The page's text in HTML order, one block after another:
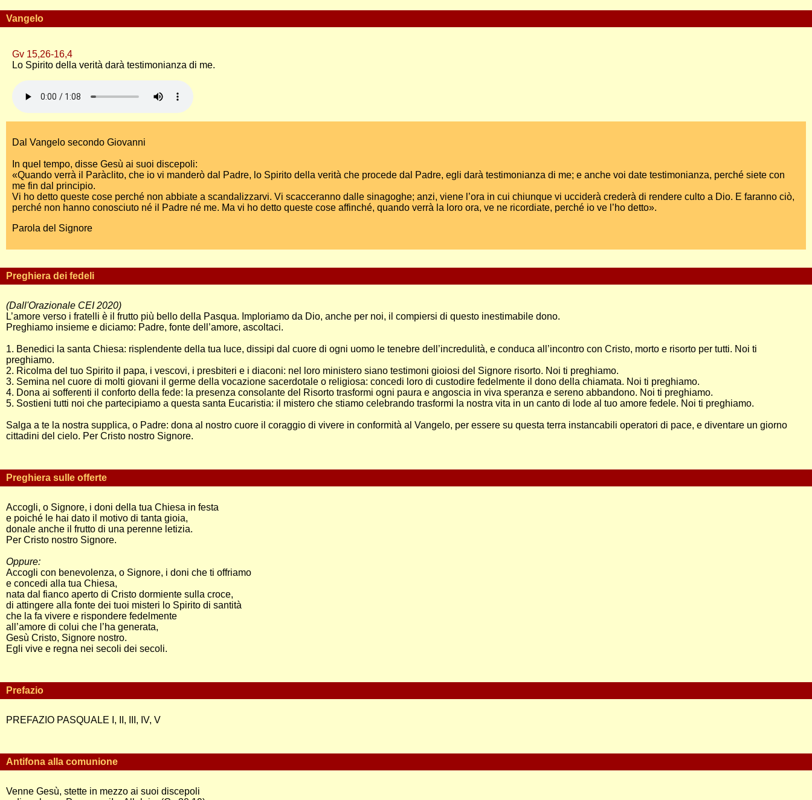
Vangelo
Gv 15,26-16,4
Lo Spirito della verità darà testimonianza di me.
Dal Vangelo secondo Giovanni
In quel tempo, disse Gesù ai suoi discepoli:
«Quando verrà il Paràclito, che io vi manderò dal Padre, lo Spirito della verità che procede dal Padre, egli darà testimonianza di me; e anche voi date testimonianza, perché siete con
me fin dal principio.
Vi ho detto queste cose perché non abbiate a scandalizzarvi. Vi scacceranno dalle sinagoghe; anzi, viene l’ora in cui chiunque vi ucciderà crederà di rendere culto a Dio. E faranno ciò,
perché non hanno conosciuto né il Padre né me. Ma vi ho detto queste cose affinché, quando verrà la loro ora, ve ne ricordiate, perché io ve l’ho detto».
Parola del Signore
Preghiera dei fedeli
(Dall'Orazionale CEI 2020)
L’amore verso i fratelli è il frutto più bello della Pasqua. Imploriamo da Dio, anche per noi, il compiersi di questo inestimabile dono.
Preghiamo insieme e diciamo: Padre, fonte dell’amore, ascoltaci.
1. Benedici la santa Chiesa: risplendente della tua luce, dissipi dal cuore di ogni uomo le tenebre dell’incredulità, e conduca all’incontro con Cristo, morto e risorto per tutti. Noi ti
preghiamo.
2. Ricolma del tuo Spirito il papa, i vescovi, i presbiteri e i diaconi: nel loro ministero siano testimoni gioiosi del Signore risorto. Noi ti preghiamo.
3. Semina nel cuore di molti giovani il germe della vocazione sacerdotale o religiosa: concedi loro di custodire fedelmente il dono della chiamata. Noi ti preghiamo.
4. Dona ai sofferenti il conforto della fede: la presenza consolante del Risorto trasformi ogni paura e angoscia in viva speranza e sereno abbandono. Noi ti preghiamo.
5. Sostieni tutti noi che partecipiamo a questa santa Eucaristia: il mistero che stiamo celebrando trasformi la nostra vita in un canto di lode al tuo amore fedele. Noi ti preghiamo.
Salga a te la nostra supplica, o Padre: dona al nostro cuore il coraggio di vivere in conformità al Vangelo, per essere su questa terra instancabili operatori di pace, e diventare un giorno
cittadini del cielo. Per Cristo nostro Signore.
Preghiera sulle offerte
Accogli, o Signore, i doni della tua Chiesa in festa
e poiché le hai dato il motivo di tanta gioia,
donale anche il frutto di una perenne letizia.
Per Cristo nostro Signore.
Oppure:
Accogli con benevolenza, o Signore, i doni che ti offriamo
e concedi alla tua Chiesa,
nata dal fianco aperto di Cristo dormiente sulla croce,
di attingere alla fonte dei tuoi misteri lo Spirito di santità
che la fa vivere e rispondere fedelmente
all’amore di colui che l’ha generata,
Gesù Cristo, Signore nostro.
Egli vive e regna nei secoli dei secoli.
Prefazio
PREFAZIO PASQUALE I, II, III, IV, V
Antifona alla comunione
Venne Gesù, stette in mezzo ai suoi discepoli